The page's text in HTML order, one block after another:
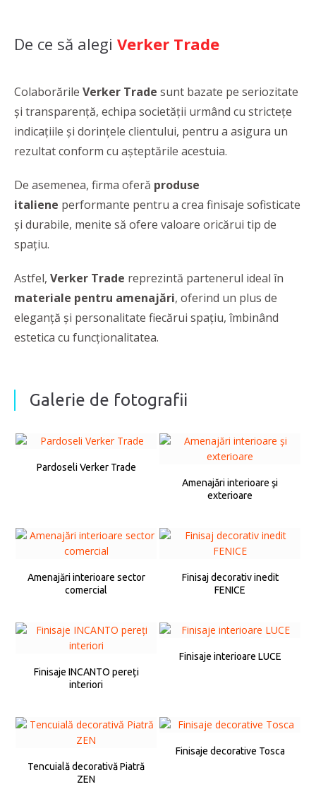
De ce să alegi Verker Trade
Colaborările Verker Trade sunt bazate pe seriozitate
şi transparenţă, echipa societăţii urmând cu stricteţe
indicaţiile şi dorinţele clientului, pentru a asigura un
rezultat conform cu aşteptările acestuia.
De asemenea, firma oferă produse
italiene performante pentru a crea finisaje sofisticate
şi durabile, menite să ofere valoare oricărui tip de
spaţiu.
Astfel, Verker Trade reprezintă partenerul ideal în
materiale pentru amenajări, oferind un plus de
eleganţă şi personalitate fiecărui spaţiu, îmbinând
estetica cu funcţionalitatea.
Galerie de fotografii
Pardoseli Verker Trade
Amenajări interioare şi
exterioare
Amenajări interioare sector
comercial
Finisaj decorativ inedit
FENICE
Finisaje INCANTO pereți
interiori
Finisaje interioare LUCE
Tencuială decorativă Piatră
ZEN
Finisaje decorative Tosca